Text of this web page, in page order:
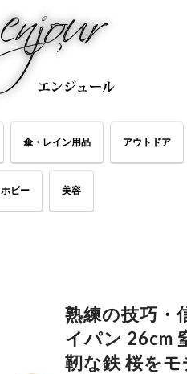
傘・レイン用品 アウトドア
ホビー 美容
熟練の技巧・
イパン 26cm
靭な鉄 桜を